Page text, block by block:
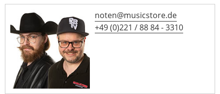
noten@musicstore.de
+49 (0)221 / 88 84 - 3310